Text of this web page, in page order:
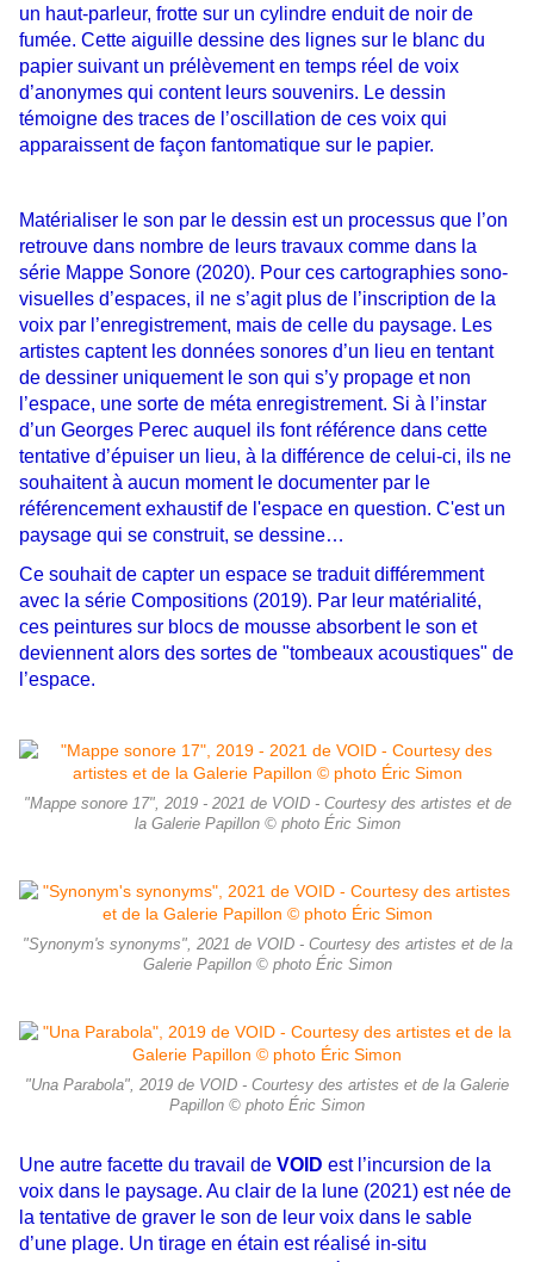
un haut-parleur, frotte sur un cylindre enduit de noir de
fumée. Cette aiguille dessine des lignes sur le blanc du
papier suivant un prélèvement en temps réel de voix
d’anonymes qui content leurs souvenirs. Le dessin
témoigne des traces de l’oscillation de ces voix qui
apparaissent de façon fantomatique sur le papier.
Matérialiser le son par le dessin est un processus que l’on
retrouve dans nombre de leurs travaux comme dans la
série Mappe Sonore (2020). Pour ces cartographies sono-
visuelles d’espaces, il ne s’agit plus de l’inscription de la
voix par l’enregistrement, mais de celle du paysage. Les
artistes captent les données sonores d’un lieu en tentant
de dessiner uniquement le son qui s’y propage et non
l’espace, une sorte de méta enregistrement. Si à l’instar
d’un Georges Perec auquel ils font référence dans cette
tentative d’épuiser un lieu, à la différence de celui-ci, ils ne
souhaitent à aucun moment le documenter par le
référencement exhaustif de l'espace en question. C'est un
paysage qui se construit, se dessine…
Ce souhait de capter un espace se traduit différemment
avec la série Compositions (2019). Par leur matérialité,
ces peintures sur blocs de mousse absorbent le son et
deviennent alors des sortes de "tombeaux acoustiques" de
l’espace.
"Mappe sonore 17", 2019 - 2021 de VOID - Courtesy des artistes et de
la Galerie Papillon © photo Éric Simon
"Synonym's synonyms", 2021 de VOID - Courtesy des artistes et de la
Galerie Papillon © photo Éric Simon
"Una Parabola", 2019 de VOID - Courtesy des artistes et de la Galerie
Papillon © photo Éric Simon
Une autre facette du travail de VOID est l’incursion de la
voix dans le paysage. Au clair de la lune (2021) est née de
la tentative de graver le son de leur voix dans le sable
d’une plage. Un tirage en étain est réalisé in-situ